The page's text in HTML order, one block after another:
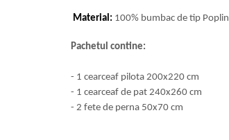
Cearceaf cu elastic 4 piese
Lenjerii Catifea
Cearceaf normal
Lenjerii Pufoase Fluffy/ Rabbit
Huse De Pat Tricotate 160x200cm
Huse Impermeabile
Huse Impermeabile 180x200cm
Material: 100% bumbac de tip Poplin
Pachetul contine:
- 1 cearceaf pilota 200x220 cm
- 1 cearceaf de pat 240x260 cm
- 2 fete de perna 50x70 cm